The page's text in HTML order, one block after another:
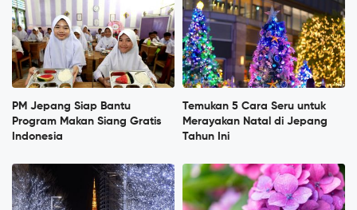
PM Jepang Siap Bantu
Program Makan Siang Gratis
Indonesia
Temukan 5 Cara Seru untuk
Merayakan Natal di Jepang
Tahun Ini